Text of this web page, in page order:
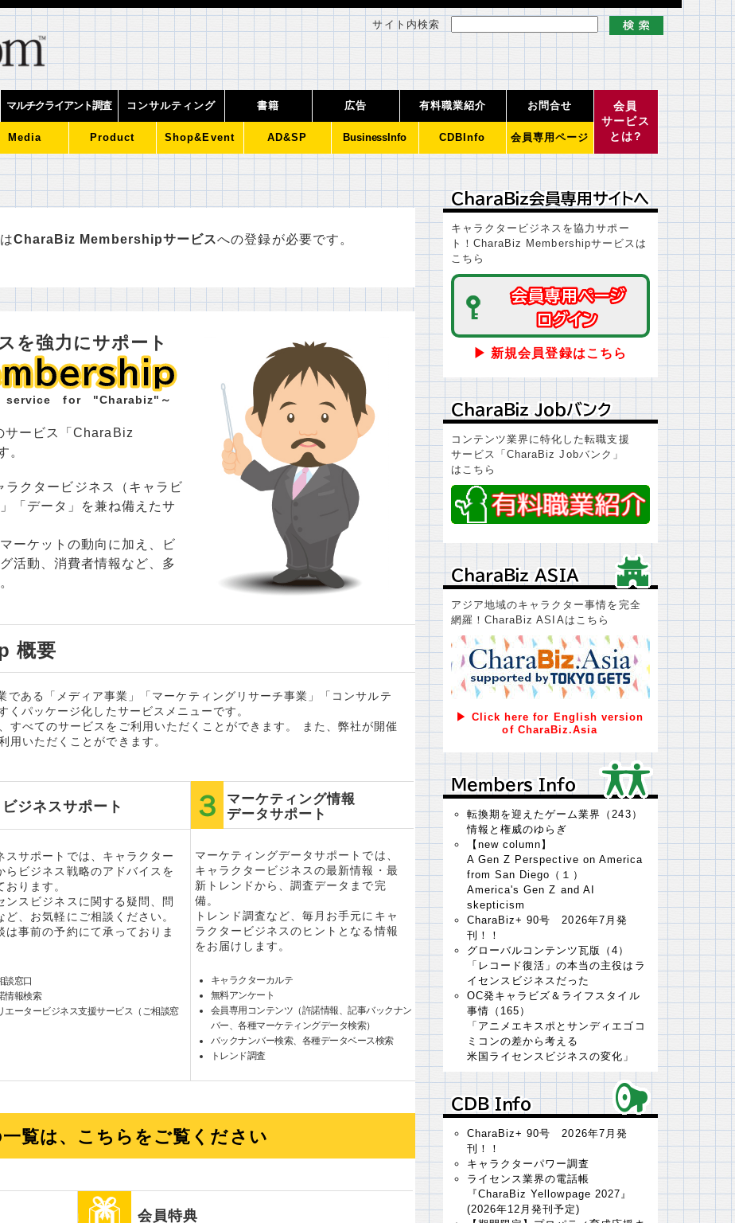
サイト内検索
マルチクライアント調査 コンサルティング 書籍 広告 有料職業紹介 お問合せ
Media Product Shop&Event AD&SP BusinessInfo CDBInfo 会員専用ページ
会員
サービス
とは?
CharaBiz Membershipサービスへの登録が必要です。
を強力にサポート
service for "Charabiz"～
サービス「CharaBiz
。
クタービジネス（キャラビ
「データ」を兼ね備えたサ
ーケットの動向に加え、ビ
活動、消費者情報など、多
概要
ある「メディア事業」「マーケティングリサーチ事業」「コンサルテ
パッケージ化したサービスメニューです。
すべてのサービスをご利用いただくことができます。 また、弊社が開催
用いただくことができます。
ビジネスサポート
スサポートでは、キャラクター
らビジネス戦略のアドバイスを
おります。
ンスビジネスに関する疑問、問
ど、お気軽にご相談ください。
は事前の予約にて承っておりま
談窓口
情報検索
エータービジネス支援サービス（ご相談窓
マーケティング情報
データサポート
マーケティングデータサポートでは、
キャラクタービジネスの最新情報・最
新トレンドから、調査データまで完
備。
トレンド調査など、毎月お手元にキャ
ラクタービジネスのヒントとなる情報
をお届けします。
キャラクターカルテ
無料アンケート
会員専用コンテンツ（許諾情報、記事バックナン
バー、各種マーケティングデータ検索）
バックナンバー検索、各種データベース検索
トレンド調査
覧は、こちらをご覧ください
会員特典
ＣｈａｒａＢｉｚ会員専用サイトへ
ＣｈａｒａＢｉｚ会員専用サイトへ
キャラクタービジネスを協力サポー
ト！CharaBiz Membershipサービスは
こちら
会員専用ページ
会員専用ページ
ログイン
ログイン
▶ 新規会員登録はこちら
ＣｈａｒａＢｉｚ Ｊｏｂバンク
ＣｈａｒａＢｉｚ Ｊｏｂバンク
コンテンツ業界に特化した転職支援
サービス「CharaBiz Jobバンク」
はこちら
ＣｈａｒａＢｉｚ ＡＳＩＡ
ＣｈａｒａＢｉｚ ＡＳＩＡ
アジア地域のキャラクター事情を完全
網羅！CharaBiz ASIAはこちら
▶ Click here for English version
of CharaBiz.Asia
Ｍｅｍｂｅｒｓ Ｉｎｆｏ
Ｍｅｍｂｅｒｓ Ｉｎｆｏ
転換期を迎えたゲーム業界（243）
情報と権威のゆらぎ
【new column】
A Gen Z Perspective on America
from San Diego（１）
America's Gen Z and AI
skepticism
CharaBiz+ 90号 2026年7月発
刊！！
グローバルコンテンツ瓦版（4）
「レコード復活」の本当の主役はラ
イセンスビジネスだった
OC発キャラビズ＆ライフスタイル
事情（165）
「アニメエキスポとサンディエゴコ
ミコンの差から考える
米国ライセンスビジネスの変化」
ＣＤＢ Ｉｎｆｏ
ＣＤＢ Ｉｎｆｏ
CharaBiz+ 90号 2026年7月発
刊！！
キャラクターパワー調査
ライセンス業界の電話帳
『CharaBiz Yellowpage 2027』
(2026年12月発刊予定)